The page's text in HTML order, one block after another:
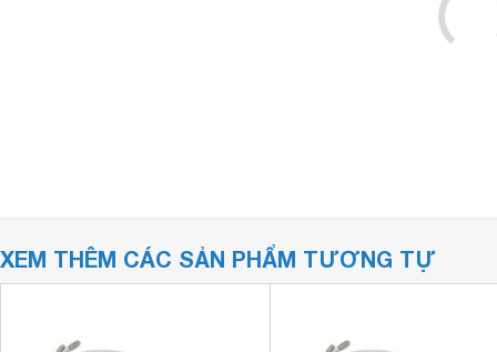
XEM THÊM CÁC SẢN PHẨM TƯƠNG TỰ